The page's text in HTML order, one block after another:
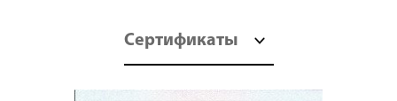
Сертификаты